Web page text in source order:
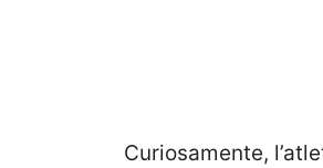
Curiosamente,